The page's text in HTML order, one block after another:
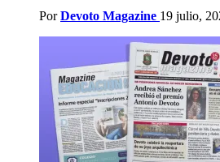
Por Devoto Magazine 19 julio,